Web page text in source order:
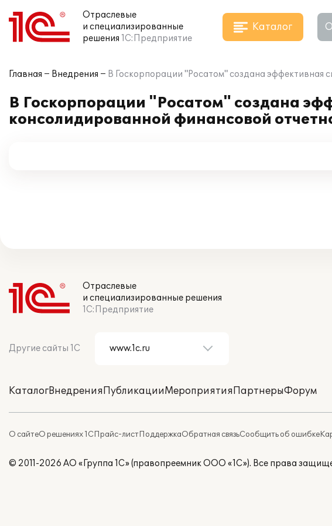
Отраслевые
и специализированные
решения 1С:Предприятие
Каталог
Главная Внедрения В Госкорпорации "Росатом" создана эффективная
В Госкорпорации "Росатом" создана
консолидированной финансовой
Отраслевые
и специализированные решения
1С:Предприятие
Другие сайты 1С
КаталогВнедренияПубликацииМероприятияПартнерыФорум
О сайтеО решениях 1СПрайс-листПоддержкаОбратная связьСообщить об ошибке
© 2011-2026 АО «Группа 1С» (правопреемник ООО «1С»). Все права